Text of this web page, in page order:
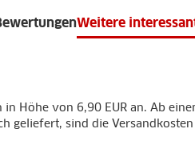
Weitere
Höhe von 6,90 EUR an. Ab
geliefert, sind die